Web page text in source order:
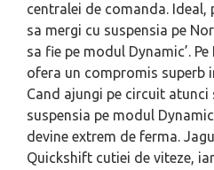
centralei de comanda.
sa mergi cu suspensia pe
sa fie pe modul Dynamic’.
ofera un compromis superb
Cand ajungi pe circuit atunci
suspensia pe modul
devine extrem de ferma.
Quickshift cutiei de viteze,